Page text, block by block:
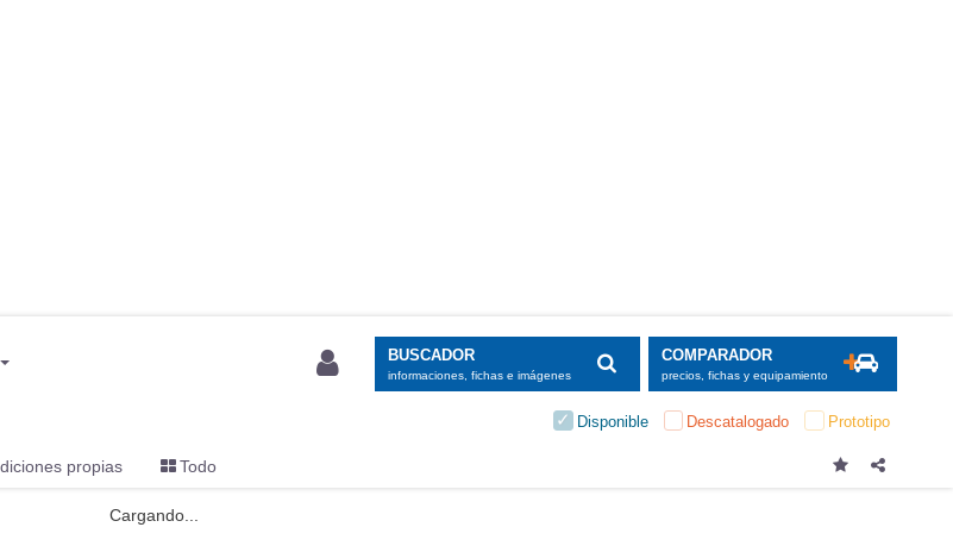
iluminación de este área la proporcionan un punto de luz en el
es similar al que
el Scenic y el